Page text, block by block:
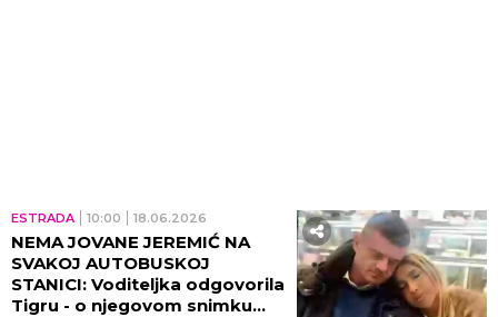
ESTRADA 10:00 18.06.2026
NEMA JOVANE JEREMIĆ NA
SVAKOJ AUTOBUSKOJ
STANICI: Voditeljka odgovorila
Tigru - o njegovom snimku